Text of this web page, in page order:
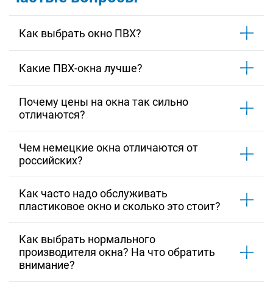
Как выбрать окно ПВХ?
Какие ПВХ-окна лучше?
Почему цены на окна так сильно
отличаются?
Чем немецкие окна отличаются от
российских?
Как часто надо обслуживать
пластиковое окно и сколько это стоит?
Как выбрать нормального
производителя окна? На что обратить
внимание?